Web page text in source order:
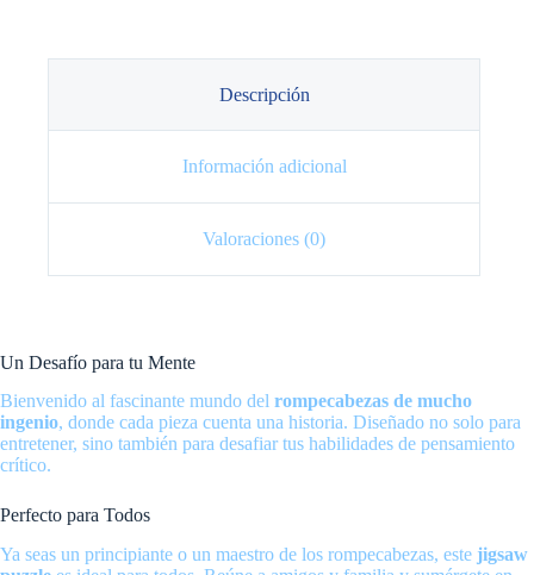
Descripción
Información adicional
Valoraciones (0)
Un Desafío para tu Mente
Bienvenido al fascinante mundo del rompecabezas de mucho
ingenio, donde cada pieza cuenta una historia. Diseñado no solo para
entretener, sino también para desafiar tus habilidades de pensamiento
crítico.
Perfecto para Todos
Ya seas un principiante o un maestro de los rompecabezas, este jigsaw